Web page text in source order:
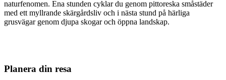
naturfenomen. Ena stunden cyklar du genom pittoreska småstäder
med ett myllrande skärgårdsliv och i nästa stund på härliga
grusvägar genom djupa skogar och öppna landskap.
Planera din resa